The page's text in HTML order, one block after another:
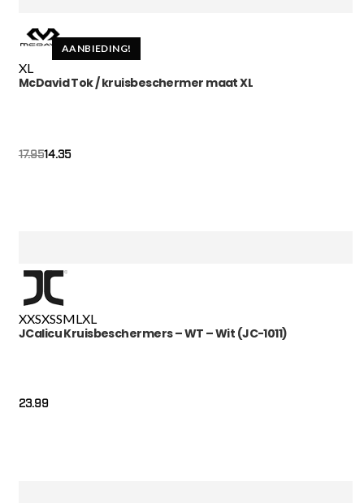
AANBIEDING!
XL
McDavid Tok / kruisbeschermer maat XL
17.9514.35
XXSXSSMLXL
JCalicu Kruisbeschermers – WT – Wit (JC-1011)
23.99